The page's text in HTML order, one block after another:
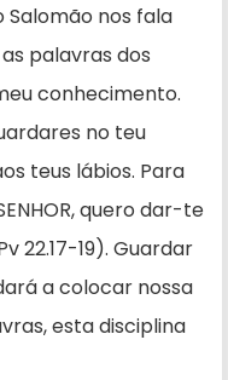
nos fala
palavras dos
conhecimento.
no teu
teus lábios. Para
quero dar-te
22.17-19). Guar­dar
a colocar nossa
esta disciplina